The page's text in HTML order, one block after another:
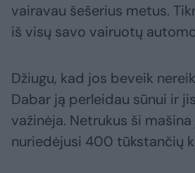
vairavau šešerius metus.
iš visų savo vairuotų
Džiugu, kad jos beveik
Dabar ją perleidau sūnui ir
važinėja. Netrukus ši
nuriedėjusi 400 tūkstančių